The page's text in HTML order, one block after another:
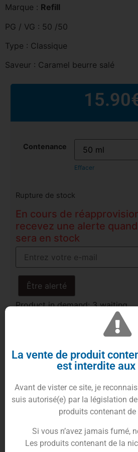
Marque : Refill
PG / VG : 50 /50
Type : Classique
Saveur : Caramel beurre salé
15.90
Contenance
Effacer
Rupture de stock
En cours de
recevez une alerte
sera en stock
Être alerté
Product in demand: 3 waiting.
Ajouter au panier
Description Informations
Trusted Shops Reviews
Le e-liquide au
La vente de produit
est interdite
Avant de vister ce site, je
suis autorisé(e) par la législation
produits contenant
Si vous n’avez jamais fumé,
Les produits contenant de la